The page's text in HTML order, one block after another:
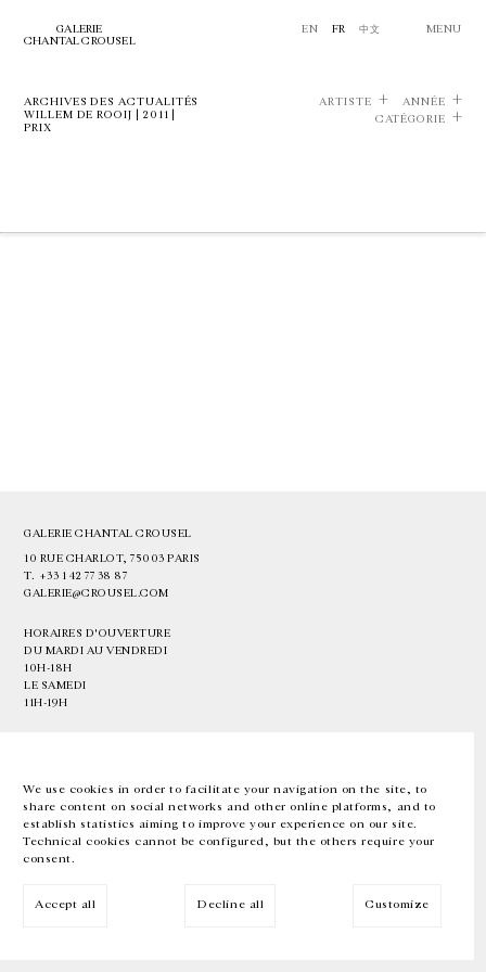
We use cookies in order to facilitate your navigation on the site, to
share content on social networks and other online platforms, and to
establish statistics aiming to improve your experience on our site.
Technical cookies cannot be configured, but the others require your
consent.
Accept all Decline all Customize
GALERIE
CHANTAL CROUSEL
EN FR 中文 MENU
ARCHIVES DES ACTUALITÉS
WILLEM DE ROOIJ | 2011 |
PRIX
ARTISTE
ANNÉE
CATÉGORIE
GALERIE CHANTAL CROUSEL
10 RUE CHARLOT, 75003 PARIS
T. +33 1 42 77 38 87
GALERIE@CROUSEL.COM
HORAIRES D'OUVERTURE
DU MARDI AU VENDREDI
10H-18H
LE SAMEDI
11H-19H
EN FR 中文 Facebook Instagram
Inscrivez-vous à notre newsletter